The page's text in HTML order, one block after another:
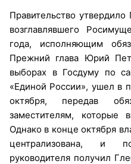
Правительство
возглавлявшего
года, исполняющим
Прежний глава Юрий
выборах в Госдуму по
«Единой России», ушел в
октября, передав
заместителям, которые
Однако в конце октября
централизована, и
руководителя получил